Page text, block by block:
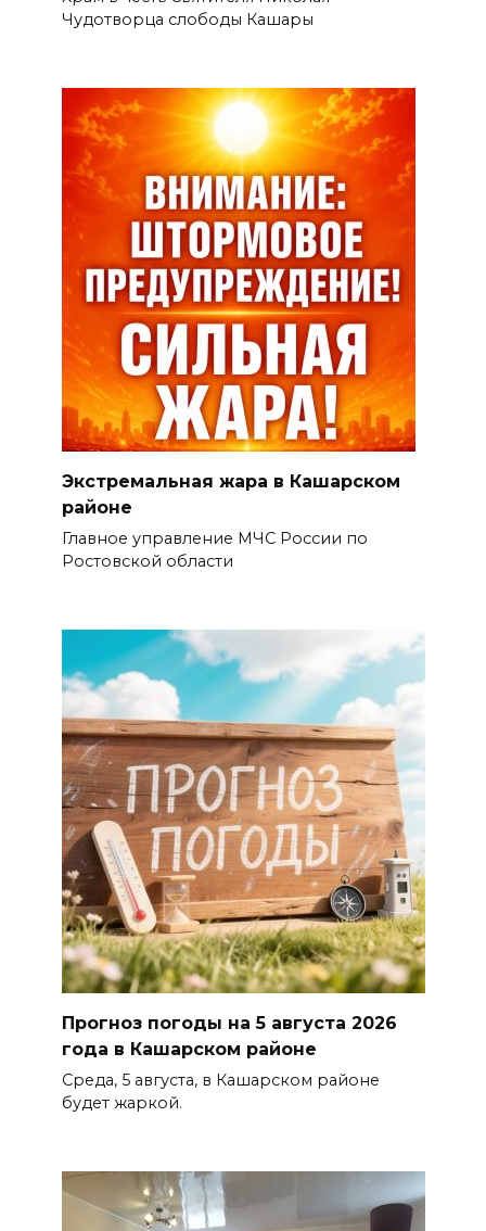
Чудотворца слободы Кашары
Экстремальная жара в Кашарском
районе
Главное управление МЧС России по
Ростовской области
Прогноз погоды на 5 августа 2026
года в Кашарском районе
Среда, 5 августа, в Кашарском районе
будет жаркой.